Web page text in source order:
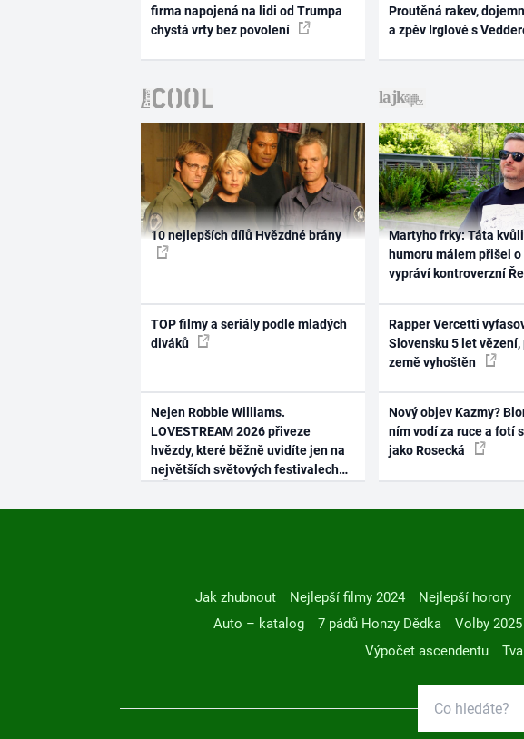
firma napojená na lidi od Trumpa
chystá vrty bez povolení
Proutěná rakev,
a zpěv Irglové s
10 nejlepších dílů Hvězdné brány
TOP filmy a seriály podle mladých
diváků
Nejen Robbie Williams.
LOVESTREAM 2026 přiveze
hvězdy, které běžně uvidíte jen na
největších světových festivalech
Martyho frky: Táta
humoru málem přišel o
vypráví kontroverzní
Rapper Vercetti
Slovensku 5 let vězení,
země vyhoštěn
Nový objev Kazmy?
ním vodí za ruce a fotí
jako Rosecká
Jak zhubnout Nejlepší filmy 2024 Nejlepší horory
Auto – katalog
7 pádů Honzy Dědka Volby 2025
Výpočet ascendentu